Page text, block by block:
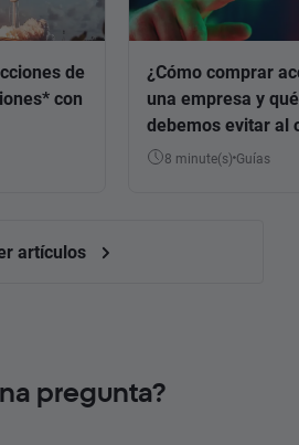
de
con
¿Cómo comprar
una empresa y
debemos evitar al
8 minute(s) Guías
artículos
pregunta?